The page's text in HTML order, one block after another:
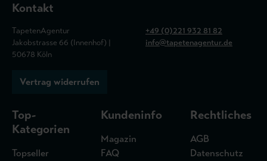
Kontakt
TapetenAgentur
Jakobstrasse 66 (Innenhof) |
50678 Köln
+49 (0)221 932 81 82
info@tapetenagentur.de
Vertrag widerrufen
Top-
Kategorien
Topseller
Kundeninfo
Magazin
FAQ
Rechtliches
AGB
Datenschutz